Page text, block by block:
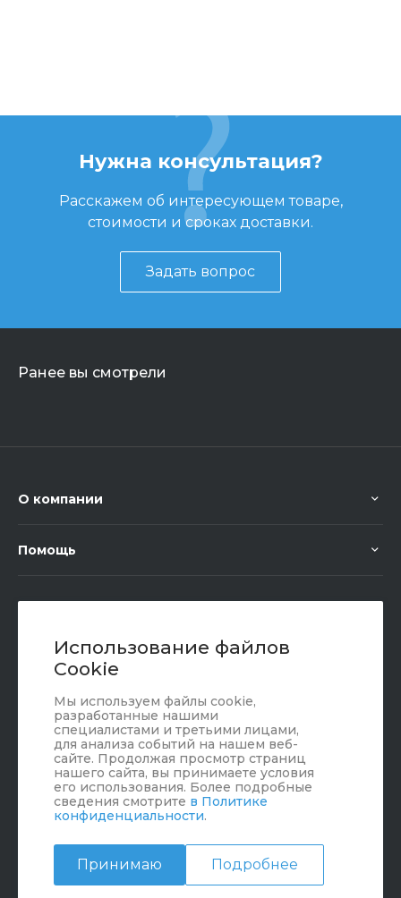
Использование файлов
Cookie
Мы используем файлы cookie,
разработанные нашими
специалистами и третьими лицами,
для анализа событий на нашем веб-
сайте. Продолжая просмотр страниц
нашего сайта, вы принимаете условия
его использования. Более подробные
сведения смотрите в Политике
конфиденциальности.
Принимаю Подробнее
Нужна консультация?
Расскажем об интересующем товаре,
стоимости и сроках доставки.
Задать вопрос
Ранее вы смотрели
О компании
Помощь
г. Юрюзань, ул. Пролетарская, 101